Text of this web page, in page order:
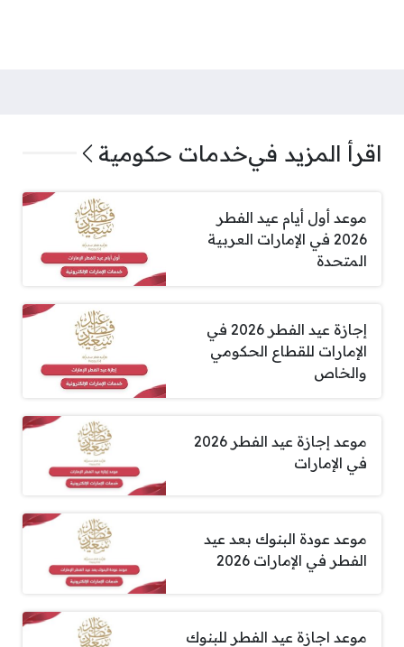
اقرأ المزيد فيخدمات حكومية
موعد أول أيام عيد الفطر
2026 في الإمارات العربية
المتحدة
إجازة عيد الفطر 2026 في
الإمارات للقطاع الحكومي
والخاص
موعد إجازة عيد الفطر 2026
في الإمارات
موعد عودة البنوك بعد عيد
الفطر في الإمارات 2026
موعد اجازة عيد الفطر للبنوك